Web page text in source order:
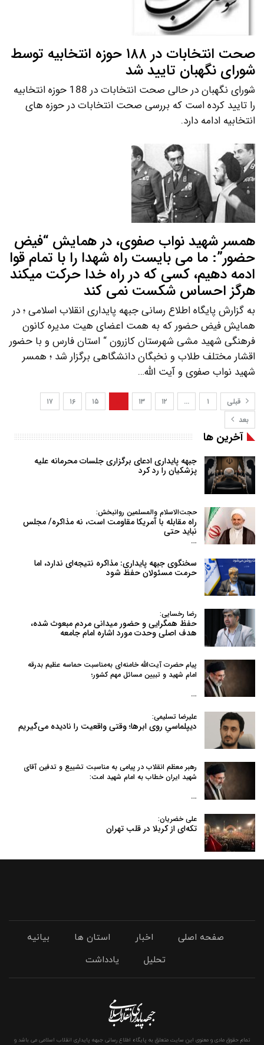
صحت انتخابات در ۱۸۸ حوزه انتخابیه توسط
شورای نگهبان تایید شد
شورای نگهبان در حالی صحت انتخابات در 188 حوزه انتخابیه
را تایید کرده است که بررسی صحت انتخابات در حوزه های
انتخابیه ادامه دارد.
همسر شهید نواب صفوی، در همایش “فیض
حضور”: ما می بایست راه شهدا را با تمام قوا
ادمه دهیم، کسی که در راه خدا حرکت میکند
هرگز احساس شکست نمی کند
به گزارش پایگاه اطلاع رسانی جبهه پایداری انقلاب اسلامی ؛ در
همایش فیض حضور که به همت اعضای هیت مدیره کانون
فرهنگی شهید مشی شهرستان کازرون “ استان فارس و با حضور
اقشار مختلف طلاب و نخبگان دانشگاهی برگزار شد ؛ همسر
شهید نواب صفوی و آیت الله…
قبلی ۱ … ۱۲ ۱۳ ۱۵ ۱۶
۱۷
بعد
آخرین ها
جبهه پایداری ادعای برگزاری جلسات محرمانه علیه
پزشکیان را رد کرد
حجت‌الاسلام والمسلمین روانبخش:
راه مقابله با آمریکا مقاومت است، نه مذاکره/ مجلس
نباید حتی
…
سخنگوی جبهه پایداری: مذاکره نتیجه‌ای ندارد، اما
حرمت مسئولان حفظ شود
رضا رخسایی:
حفظ همگرایی و حضور میدانی مردم مبعوث شده،
هدف اصلی وحدت مورد اشاره امام جامعه
پیام حضرت آیت‌الله خامنه‌ای به‌مناسبت حماسه عظیم بدرقه
امام شهید و تبیین مسائل مهم کشور؛
…
علیرضا تسلیمی:
دیپلماسیِ روی ابرها؛ وقتی واقعیت را نادیده می‌گیریم
رهبر معظم انقلاب در پیامی به‌ مناسبت تشییع و تدفین آقای
شهید ایران خطاب به امام شهید امت:
…
علی خضریان:
تکه‌ای از کربلا در قلب تهران
صفحه اصلی اخبار استان ها
بیانیه
تحلیل
یادداشت
تمام حقوق مادی و معنوی این سایت متعلق به پایگاه اطلاع رسانی جبهه پایداری انقلاب اسلامی می باشد و